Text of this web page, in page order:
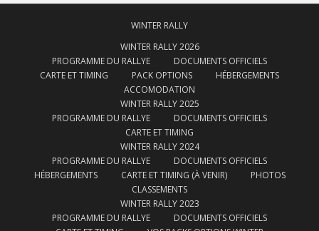
WINTER RALLY
WINTER RALLY 2026
PROGRAMME DU RALLYE
DOCUMENTS OFFICIELS
CARTE ET TIMING
PACK OPTIONS
HÉBERGEMENTS
ACCOMODATION
WINTER RALLY 2025
PROGRAMME DU RALLYE
DOCUMENTS OFFICIELS
CARTE ET TIMING
WINTER RALLY 2024
PROGRAMME DU RALLYE
DOCUMENTS OFFICIELS
HÉBERGEMENTS
CARTE ET TIMING (À VENIR)
PHOTOS
CLASSEMENTS
WINTER RALLY 2023
PROGRAMME DU RALLYE
DOCUMENTS OFFICIELS